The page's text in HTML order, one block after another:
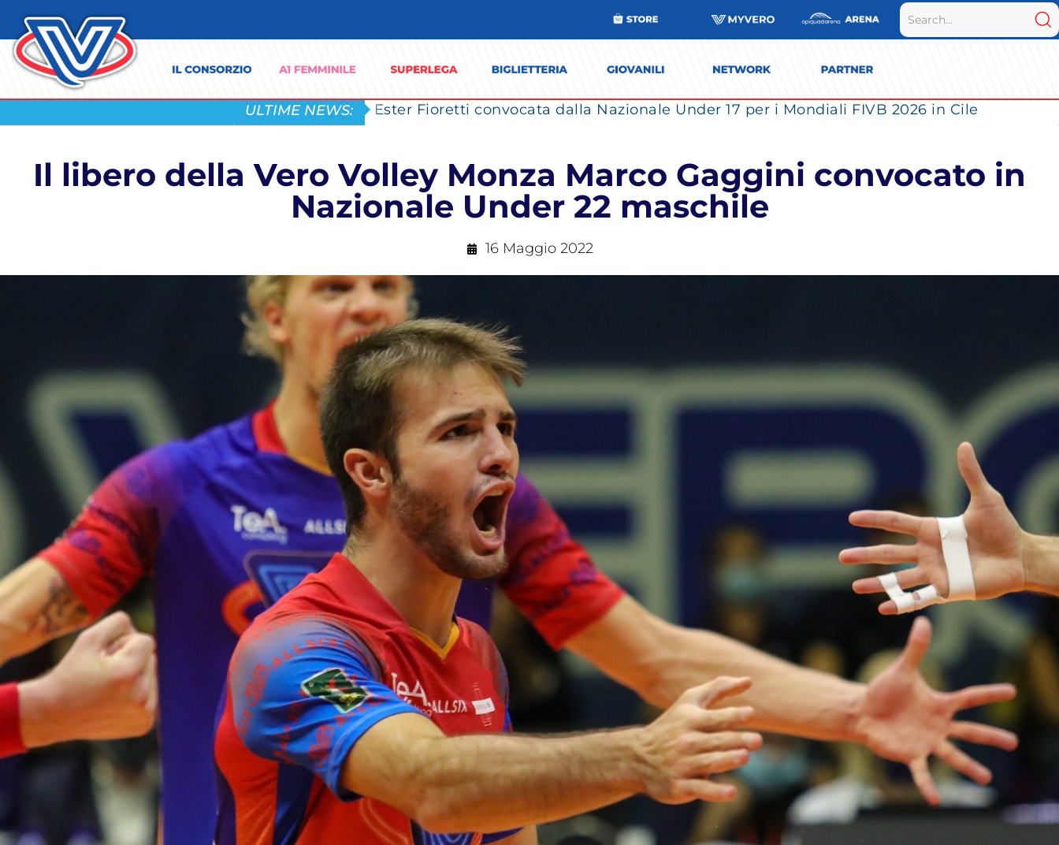
ULTIME NEWS: Ester Fioretti convocata dalla Nazionale Under 17 per i Mondiali FIVB 2026 in Cile
Il libero della Vero Volley Monza Marco Gaggini convocato in
Nazionale Under 22 maschile
16 Maggio 2022